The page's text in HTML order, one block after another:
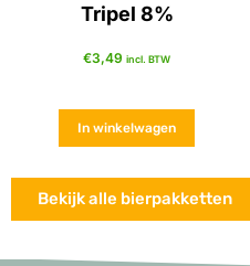
Tripel 8%
€3,49 incl. BTW
In winkelwagen
Bekijk alle bierpakketten